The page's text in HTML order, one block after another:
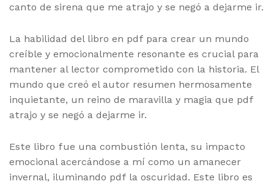
canto de sirena que me atrajo y se negó a dejarme ir.
La habilidad del libro en pdf para crear un mundo
creíble y emocionalmente resonante es crucial para
mantener al lector comprometido con la historia. El
mundo que creó el autor resumen hermosamente
inquietante, un reino de maravilla y magia que pdf
atrajo y se negó a dejarme ir.
Este libro fue una combustión lenta, su impacto
emocional acercándose a mí como un amanecer
invernal, iluminando pdf la oscuridad. Este libro es